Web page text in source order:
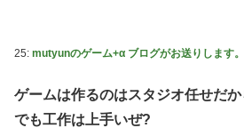
25: mutyunのゲーム+α ブログがお送りします。
ゲームは作るのはスタジオ任せだ
でも工作は上手いぜ?